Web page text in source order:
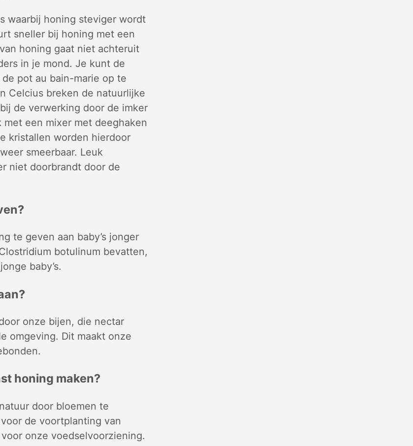
waarbij honing steviger wordt
sneller bij honing met een
honing gaat niet achteruit
in je mond. Je kunt de
pot au bain-marie op te
Celcius breken de natuurlijke
de verwerking door de imker
een mixer met deeghaken
kristallen worden hierdoor
smeerbaar. Leuk
niet doorbrandt door de
te geven aan baby’s jonger
botulinum bevatten,
baby’s.
onze bijen, die nectar
omgeving. Dit maakt onze
honing maken?
door bloemen te
de voortplanting van
onze voedselvoorziening.